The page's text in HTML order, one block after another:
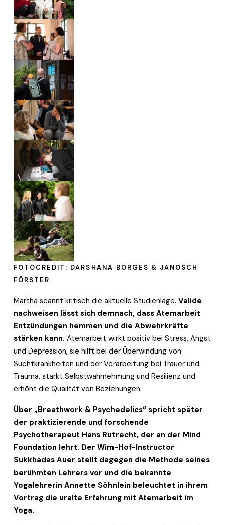
FOTOCREDIT: DARSHANA BORGES & JANOSCH
FÖRSTER
Martha scannt kritisch die aktuelle Studienlage. Valide
nachweisen lässt sich demnach, dass Atemarbeit
Entzündungen hemmen und die Abwehrkräfte
stärken kann. Atemarbeit wirkt positiv bei Stress, Angst
und Depression, sie hilft bei der Überwindung von
Suchtkrankheiten und der Verarbeitung bei Trauer und
Trauma, stärkt Selbstwahrnehmung und Resilienz und
erhöht die Qualität von Beziehungen.
Über „Breathwork & Psychedelics“ spricht später
der praktizierende und forschende
Psychotherapeut Hans Rutrecht, der an der Mind
Foundation lehrt. Der Wim-Hof-Instructor
Sukkhadas Auer stellt dagegen die Methode seines
berühmten Lehrers vor und die bekannte
Yogalehrerin Annette Söhnlein beleuchtet in ihrem
Vortrag die uralte Erfahrung mit Atemarbeit im
Yoga.